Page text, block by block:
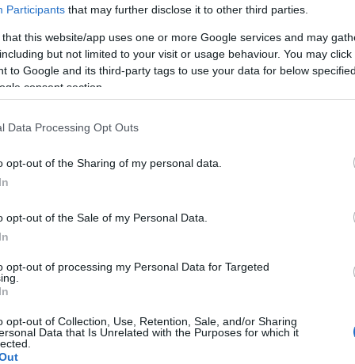
Participants that may further disclose it to other third parties.
that this website/app uses one or more Google services and may
but not limited to your visit or usage behaviour. You may
to Google and its third-party tags to use your data for below
consent section.
Data Processing Opt Outs
opt-out of the Sharing of my personal data.
opt-out of the Sale of my Personal Data.
opt-out of processing my Personal Data for Targeted
opt-out of Collection, Use, Retention, Sale, and/or Sharing
Data that Is Unrelated with the Purposes for which it
stagione per definire gli elementi chiave.
per valutare le situazioni contrattuali